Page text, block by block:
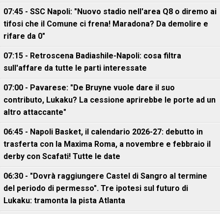
07:45 - SSC Napoli: "Nuovo stadio nell'area Q8 o diremo ai
tifosi che il Comune ci frena! Maradona? Da demolire e
rifare da 0"
07:15 - Retroscena Badiashile-Napoli: cosa filtra
sull'affare da tutte le parti interessate
07:00 - Pavarese: "De Bruyne vuole dare il suo
contributo, Lukaku? La cessione aprirebbe le porte ad un
altro attaccante"
06:45 - Napoli Basket, il calendario 2026-27: debutto in
trasferta con la Maxima Roma, a novembre e febbraio il
derby con Scafati! Tutte le date
06:30 - "Dovrà raggiungere Castel di Sangro al termine
del periodo di permesso". Tre ipotesi sul futuro di
Lukaku: tramonta la pista Atlanta